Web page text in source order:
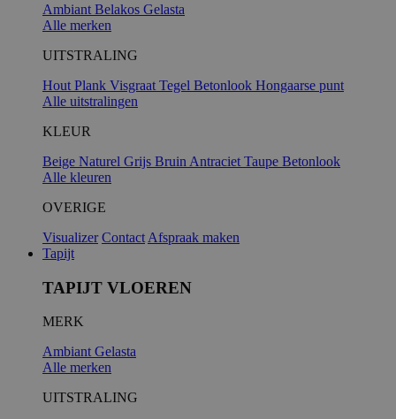
Ambiant Belakos Gelasta
Alle merken
UITSTRALING
Hout Plank Visgraat Tegel Betonlook Hongaarse punt
Alle uitstralingen
KLEUR
Beige Naturel Grijs Bruin Antraciet Taupe Betonlook
Alle kleuren
OVERIGE
Visualizer Contact Afspraak maken
Tapijt
TAPIJT VLOEREN
MERK
Ambiant Gelasta
Alle merken
UITSTRALING